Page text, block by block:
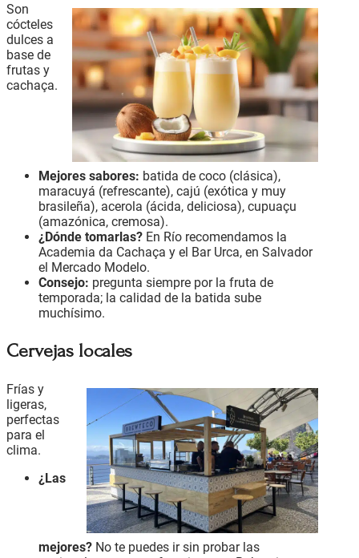
Son
cócteles
dulces a
base de
frutas y
cachaça.
Mejores sabores: batida de coco (clásica),
maracuyá (refrescante), cajú (exótica y muy
brasileña), acerola (ácida, deliciosa), cupuaçu
(amazónica, cremosa).
¿Dónde tomarlas? En Río recomendamos la
Academia da Cachaça y el Bar Urca, en Salvador
el Mercado Modelo.
Consejo: pregunta siempre por la fruta de
temporada; la calidad de la batida sube
muchísimo.
Cervejas locales
Frías y
ligeras,
perfectas
para el
clima.
¿Las
mejores? No te puedes ir sin probar las